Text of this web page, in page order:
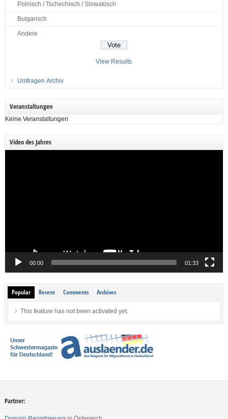
Polnisch / Tschechisch / Slowakisch
Bulgarisch
Andere
View Results
Umfragen Archiv
Veranstaltungen
Keine Veranstaltungen
Video des Jahres
00:00 01:33
Popular Recent Comments Archives
This feature has not been activated yet.
Partner: